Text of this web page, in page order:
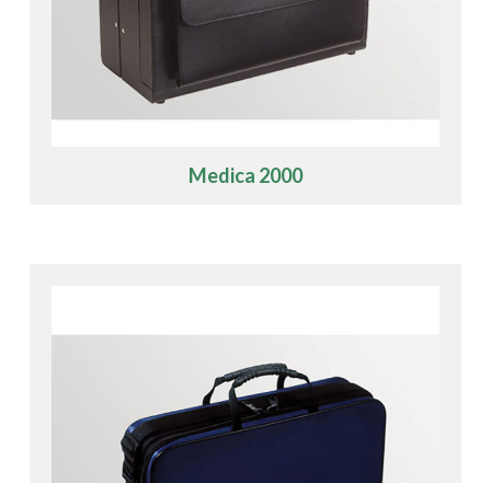
Medica 2000